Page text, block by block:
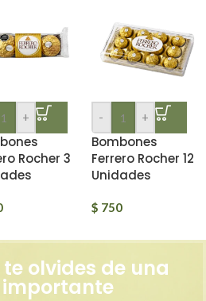
+
Rocher 3
- +
Bombones
Ferrero Rocher 12
Unidades
$ 750
olvides de una